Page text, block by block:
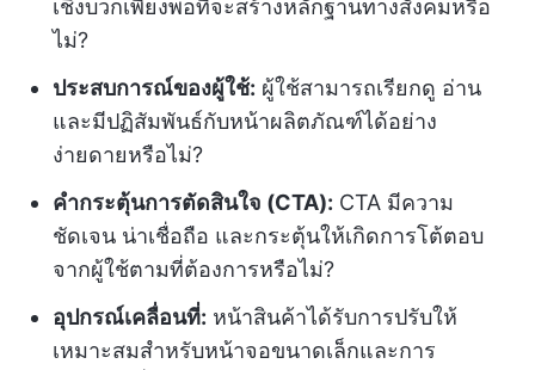
เชิงบวกเพียงพอที่จะสร้างหลักฐานทางสังคมหรือ
ไม่?
ประสบการณ์ของผู้ใช้: ผู้ใช้สามารถเรียกดู อ่าน
และมีปฏิสัมพันธ์กับหน้าผลิตภัณฑ์ได้อย่าง
ง่ายดายหรือไม่?
คำกระตุ้นการตัดสินใจ (CTA): CTA มีความ
ชัดเจน น่าเชื่อถือ และกระตุ้นให้เกิดการโต้ตอบ
จากผู้ใช้ตามที่ต้องการหรือไม่?
อุปกรณ์เคลื่อนที่: หน้าสินค้าได้รับการปรับให้
เหมาะสมสำหรับหน้าจอขนาดเล็กและการ